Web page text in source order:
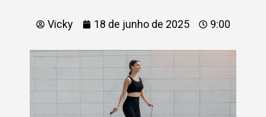
Vicky 18 de junho de 2025 9:00